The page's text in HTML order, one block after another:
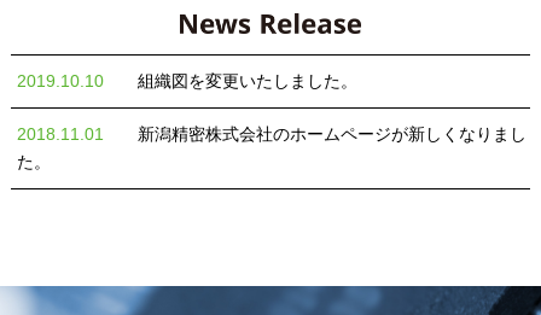
2019.10.10 組織図を変更いたしました。
2018.11.01
新潟精密株式会社のホームページが新しくなりまし
た。